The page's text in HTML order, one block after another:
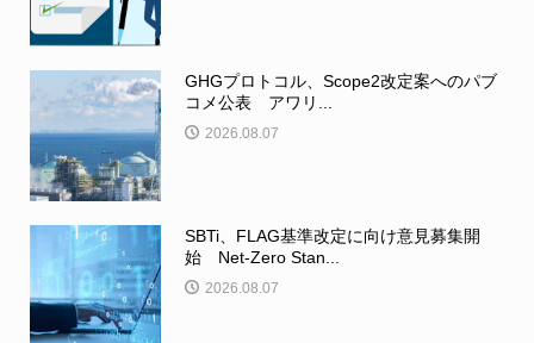
GHGプロトコル、Scope2改定案へのパブ
コメ公表 アワリ...
2026.08.07
SBTi、FLAG基準改定に向け意見募集開
始 Net-Zero Stan...
2026.08.07